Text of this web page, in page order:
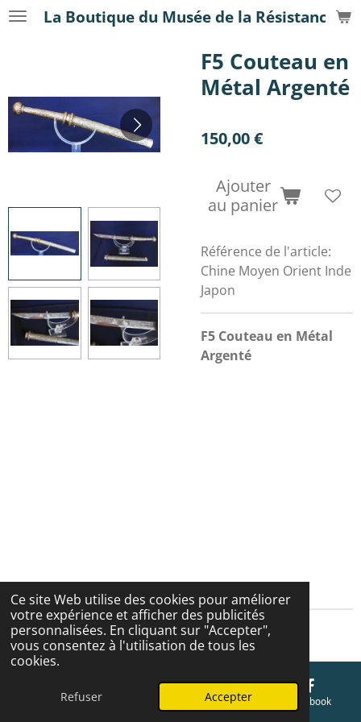
Ce site Web utilise des cookies pour améliorer
votre expérience et afficher des publicités
personnalisées. En cliquant sur "Accepter",
vous consentez à l'utilisation de tous les
cookies.
Refuser Accepter
PasserLa Boutique du Musée de la Résistance
F5 Couteau en
Métal Argenté
150,00 €
Ajouter
au panier
Référence de l'article:
Chine Moyen Orient Inde
Japon
F5 Couteau en Métal
Argenté
Cgv
E-mail Carte Facebook